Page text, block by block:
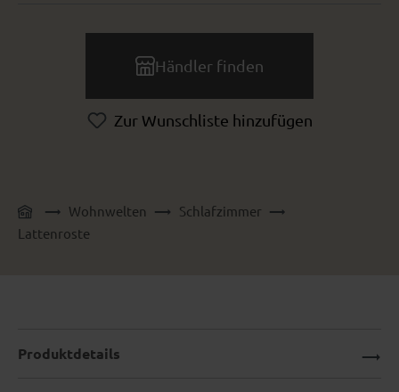
Händler finden
Zur Wunschliste hinzufügen
Wohnwelten
Schlafzimmer
Lattenroste
Produktdetails